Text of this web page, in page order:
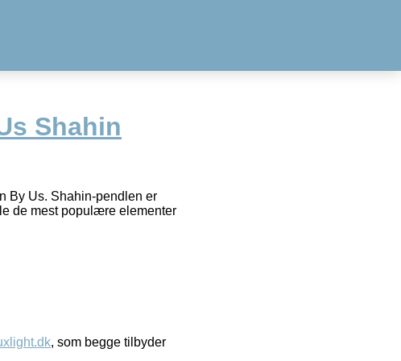
Shahin
By Us. Shahin-pendlen er
de mest populære elementer
, som begge tilbyder